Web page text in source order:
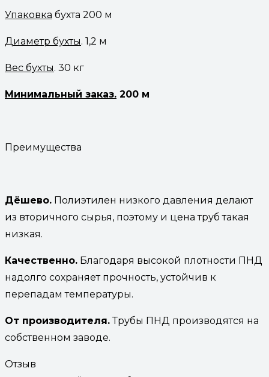
Упаковка бухта 200 м
Диаметр бухты. 1,2 м
Вес бухты. 30 кг
Минимальный заказ. 200 м
Преимущества
Дёшево. Полиэтилен низкого давления делают
из вторичного сырья, поэтому и цена труб такая
низкая.
Качественно. Благодаря высокой плотности ПНД
надолго сохраняет прочность, устойчив к
перепадам температуры.
От производителя.Трубы ПНД производятся на
собственном заводе.
Отзыв